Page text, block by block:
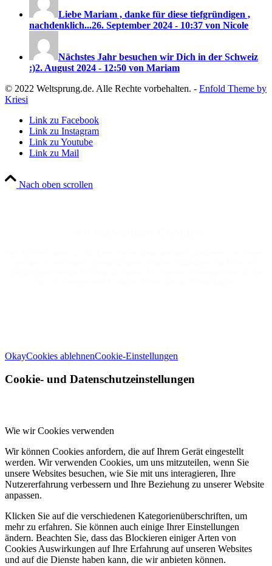
Liebe Mariam , danke für diese tiefgründigen ,
nachdenklich...26. September 2024 - 10:37 von Nicole
Nächstes Jahr besuchen wir Dich in der Schweiz
:)2. August 2024 - 12:50 von Mariam
© 2022 Weltsprung.de. Alle Rechte vorbehalten. - Enfold Theme by
Kriesi
Link zu Facebook
Link zu Instagram
Link zu Youtube
Link zu Mail
Nach oben scrollen
OkayCookies ablehnenCookie-Einstellungen
Cookie- und Datenschutzeinstellungen
Wie wir Cookies verwenden
Wir können Cookies anfordern, die auf Ihrem Gerät eingestellt
werden. Wir verwenden Cookies, um uns mitzuteilen, wenn Sie
unsere Websites besuchen, wie Sie mit uns interagieren, Ihre
Nutzererfahrung verbessern und Ihre Beziehung zu unserer Website
anpassen.
Klicken Sie auf die verschiedenen Kategorienüberschriften, um
mehr zu erfahren. Sie können auch einige Ihrer Einstellungen
ändern. Beachten Sie, dass das Blockieren einiger Arten von
Cookies Auswirkungen auf Ihre Erfahrung auf unseren Websites
und auf die Dienste haben kann, die wir anbieten können.